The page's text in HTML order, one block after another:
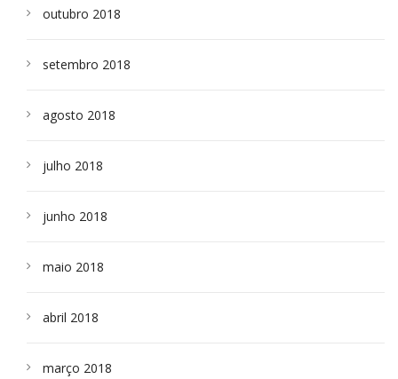
outubro 2018
setembro 2018
agosto 2018
julho 2018
junho 2018
maio 2018
abril 2018
março 2018